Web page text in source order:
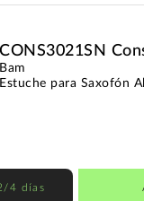
CONS3021SN
Bam
Estuche para Saxofón
4 días